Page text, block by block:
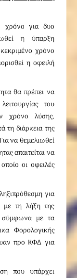
χρόνο για δυο
η ύπαρξη
χρόνο
η οφειλή
θα πρέπει να
του
χρόνο λύσης,
τη διάρκεια της
να θεμελιωθεί
απαιτείται να
οι οφειλές
για
τη λήξη της
σύμφωνα με τα
Φορολογικής
προ ΚΦΔ για
που υπάρχει